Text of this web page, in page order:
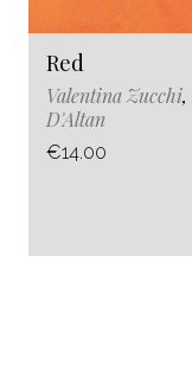
Red
Valentina Zucchi,
D'Altan
€14.00